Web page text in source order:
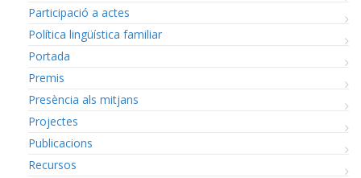
Participació a actes
Política lingüística familiar
Portada
Premis
Presència als mitjans
Projectes
Publicacions
Recursos